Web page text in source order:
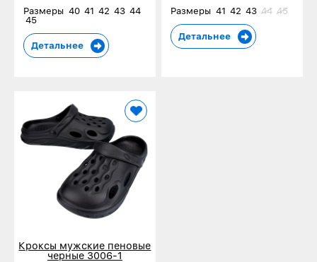
Размеры 40 41 42 43 44
45
Детальнее
Размеры 41 42 43 44 45
Детальнее
Кроксы мужские пеновые
черные 3006-1